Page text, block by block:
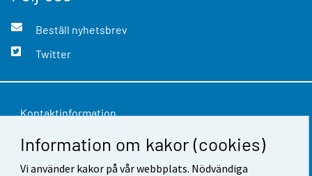
Information om kakor (cookies)
Vi använder kakor på vår webbplats. Nödvändiga
Beställ nyhetsbrev
Twitter
Kontaktinformation
Respons
Användarvillkor